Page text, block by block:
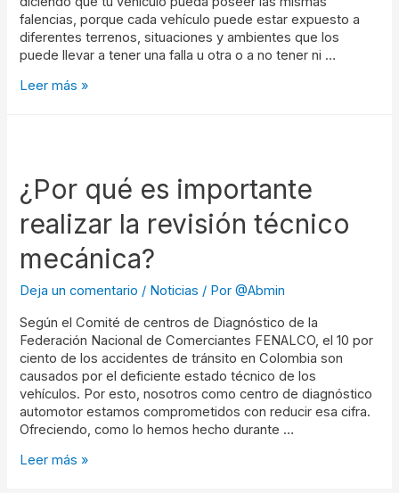
falencias, porque cada vehículo puede estar expuesto a
diferentes terrenos, situaciones y ambientes que los
puede llevar a tener una falla u otra o a no tener ni …
Leer más »
¿Por qué es importante
realizar la revisión técnico
mecánica?
Deja un comentario / Noticias / Por@Abmin
Según el Comité de centros de Diagnóstico de la
Federación Nacional de Comerciantes FENALCO, el 10 por
ciento de los accidentes de tránsito en Colombia son
causados por el deficiente estado técnico de los
vehículos. Por esto, nosotros como centro de diagnóstico
automotor estamos comprometidos con reducir esa cifra.
Ofreciendo, como lo hemos hecho durante …
Leer más »